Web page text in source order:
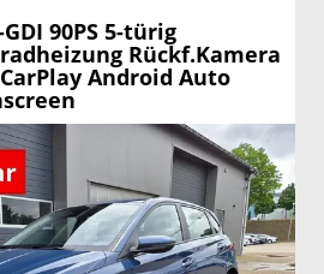
GDI 90PS 5-türig
Rückf.Kamera
Android Auto